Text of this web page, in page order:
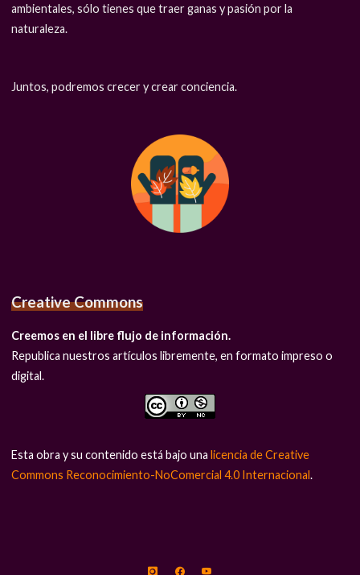
ambientales, sólo tienes que traer ganas y pasión por la
naturaleza.
Juntos, podremos crecer y crear conciencia.
Creative Commons
Creemos en el libre flujo de información.
Republica nuestros artículos libremente, en formato impreso o
digital.
Esta obra y su contenido está bajo unalicencia de Creative
Commons Reconocimiento-NoComercial 4.0 Internacional.